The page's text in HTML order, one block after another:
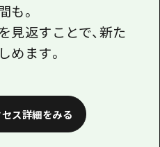
も。
見返すことで、新た
めます。
ス詳細をみる